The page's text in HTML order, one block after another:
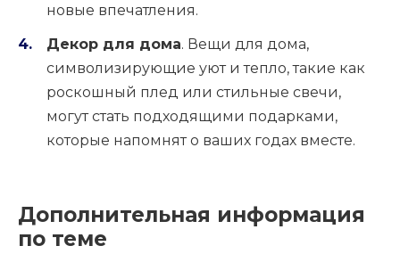
новые впечатления.
Декор для дома. Вещи для дома,
символизирующие уют и тепло, такие как
роскошный плед или стильные свечи,
могут стать подходящими подарками,
которые напомнят о ваших годах вместе.
Дополнительная информация
по теме